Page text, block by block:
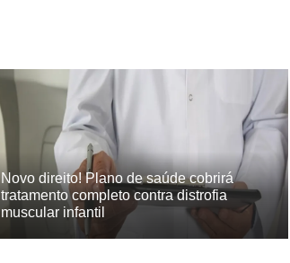
Novo direito! Plano de saúde cobrirá
tratamento completo contra distrofia
muscular infantil